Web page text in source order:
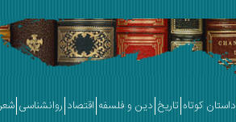
داستان کوتاه تاریخ دین و فلسفه اقتصاد روانشناسی شعر